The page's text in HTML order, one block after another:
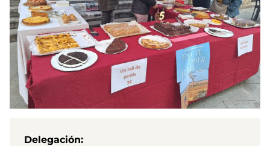
Delegación